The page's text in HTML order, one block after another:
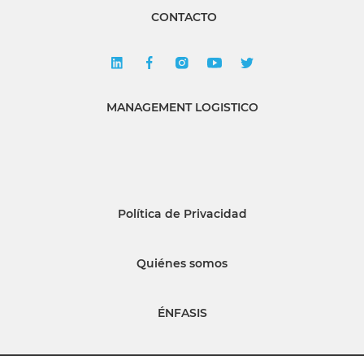
CONTACTO
MANAGEMENT LOGISTICO
Política de Privacidad
Quiénes somos
ÉNFASIS